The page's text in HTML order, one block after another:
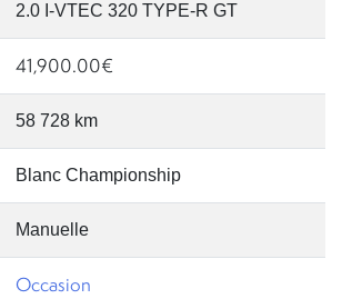
2.0 I-VTEC 320 TYPE-R GT
41,900.00€
58 728 km
Blanc Championship
Manuelle
Occasion